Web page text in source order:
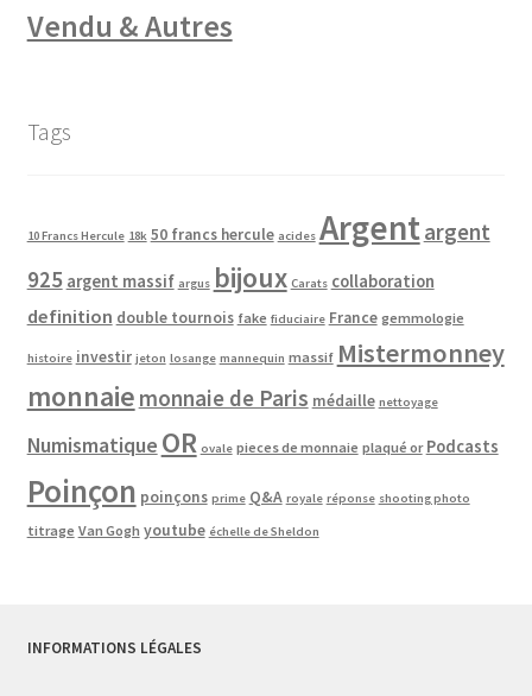
Vendu & Autres
Tags
10 Francs Hercule 18k 50 francs hercule acides Argentargent
925 argent massif argus bijoux Carats collaboration
definition double tournois fake fiduciaire France gemmologie
histoire investir jeton losange mannequin massif Mistermonney
monnaie monnaie de Paris médaille nettoyage
Numismatique OR ovale pieces de monnaie plaqué or Podcasts
Poinçon poinçons prime Q&A royale réponse shooting photo
titrage Van Gogh youtube échelle de Sheldon
INFORMATIONS LÉGALES